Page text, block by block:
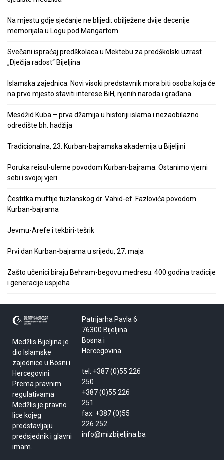
Na mjestu gdje sjećanje ne blijedi: obilježene dvije decenije
memorijala u Logu pod Mangartom
Svečani ispraćaj predškolaca u Mektebu za predškolski uzrast
„Dječija radost“ Bijeljina
Islamska zajednica: Novi visoki predstavnik mora biti osoba koja će
na prvo mjesto staviti interese BiH, njenih naroda i građana
Mesdžid Kuba – prva džamija u historiji islama i nezaobilazno
odredište bh. hadžija
Tradicionalna, 23. Kurban-bajramska akademija u Bijeljini
Poruka reisul-uleme povodom Kurban-bajrama: Ostanimo vjerni
sebi i svojoj vjeri
Čestitka muftije tuzlanskog dr. Vahid-ef. Fazlovića povodom
Kurban-bajrama
Jevmu-Arefe i tekbiri-tešrik
Prvi dan Kurban-bajrama u srijedu, 27. maja
Zašto učenici biraju Behram-begovu medresu: 400 godina tradicije
i generacije uspjeha
Medžlis Bijeljina je
dio Islamske
zajednice u Bosni i
Hercegovini.
Prema pravnim
regulativama
Medžlis je pravno
lice kojeg
predstavljaju
predsjednik i glavni
imam.
Patrijarha Pavla 6
76300 Bijeljina
Bosna i
Hercegovina
tel: +387 (0)55 226
250
+387 (0)55 226
251
fax: +387 (0)55
226 252
info@mizbijeljina.ba